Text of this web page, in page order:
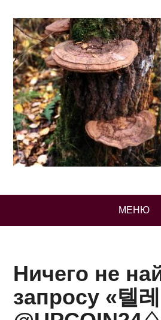
МЕНЮ
Ничего не
запросу «텔레